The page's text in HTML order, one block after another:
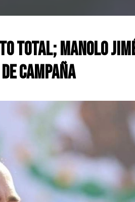
total; Manolo
campaña